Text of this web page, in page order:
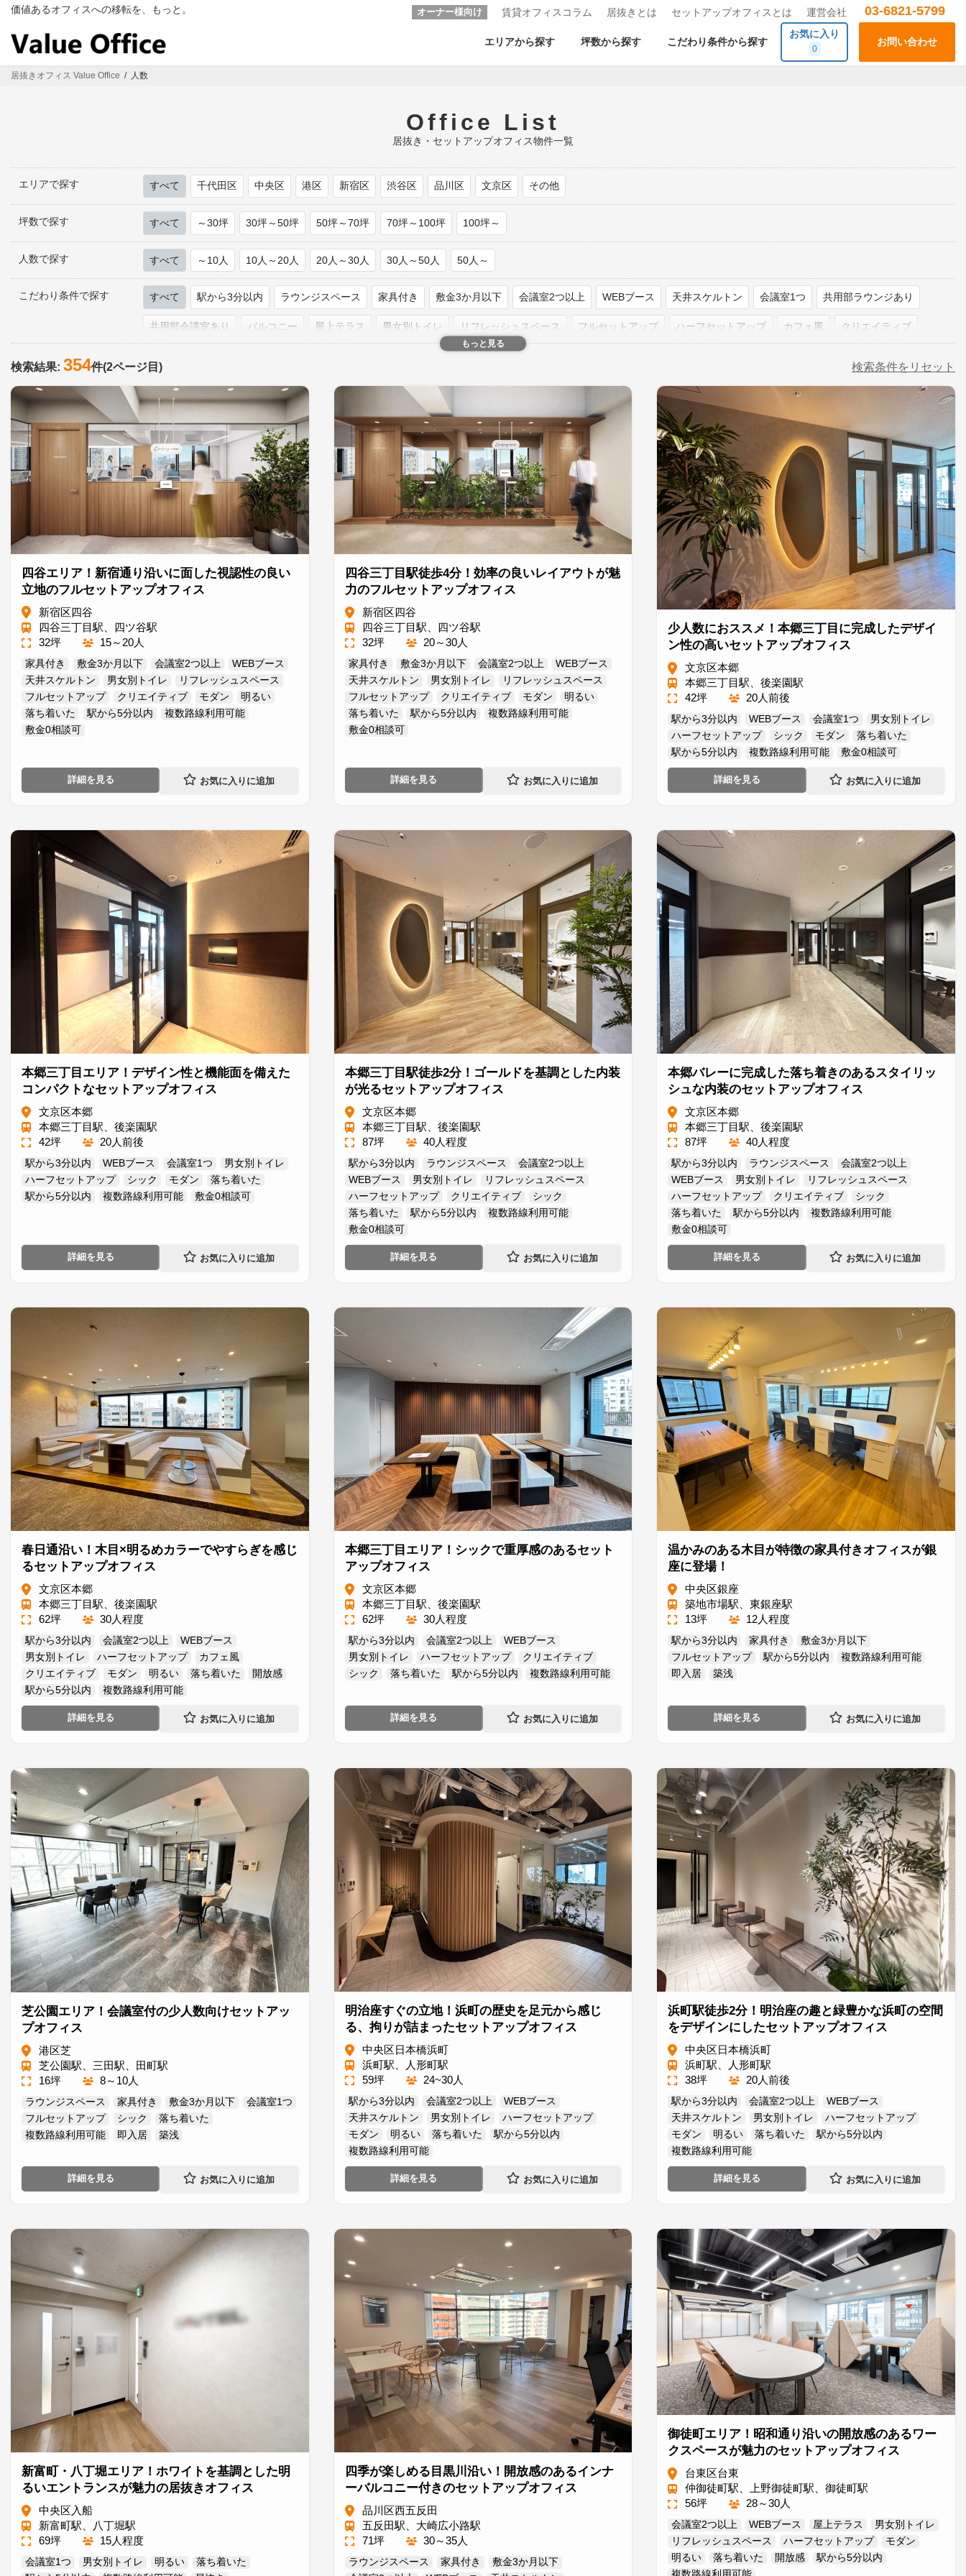
ツ
シ
価値あるオフィスへの移転を、もっと。 オーナー様向け 賃貸オフィスコラム 居抜きとは セットアップオフィスとは 運営会社 03-6821-5799
エリアから探す 坪数から探す こだわり条件から探す
お気に入り
0
お問い合わせ
居抜きオフィス Value Office 人数
Office List
居抜き・セットアップオフィス物件一覧
エリアで探す すべて 千代田区 中央区 港区 新宿区 渋谷区 品川区 文京区 その他
坪数で探す すべて ～30坪 30坪～50坪 50坪～70坪 70坪～100坪 100坪～
人数で探す すべて ～10人 10人～20人 20人～30人 30人～50人 50人～
こだわり条件で探す すべて 駅から3分以内 ラウンジスペース 家具付き 敷金3か月以下 会議室2つ以上 WEBブース 天井スケルトン 会議室1つ 共用部ラウンジあり
共用部会議室あり バルコニー 屋上テラス 男女別トイレ リフレッシュスペース フルセットアップ ハーフセットアップ カフェ風 クリエイティブ
落ち着いた 開放感 高級感
原状回復工事免除 坪単価＠25,000円以下 居抜き 築浅
もっと見る
検索結果: 354件(2ページ目) 検索条件をリセット
四谷エリア！新宿通り沿いに面した視認性の良い
立地のフルセットアップオフィス
新宿区四谷
四谷三丁目駅、四ツ谷駅
32坪
15～20人
家具付き 敷金3か月以下 会議室2つ以上
WEBブース
天井スケルトン
男女別トイレ
リフレッシュスペース
フルセットアップ
クリエイティブ モダン
明るい
落ち着いた
駅から5分以内
複数路線利用可能
敷金0相談可
詳細を見る
四谷三丁目駅徒歩4分！効率の良いレイアウトが魅
力のフルセットアップオフィス
新宿区四谷
四谷三丁目駅、四ツ谷駅
32坪
20～30人
家具付き 敷金3か月以下 会議室2つ以上
WEBブース
天井スケルトン
男女別トイレ
リフレッシュスペース
フルセットアップ
クリエイティブ モダン
明るい
落ち着いた
駅から5分以内
複数路線利用可能
敷金0相談可
詳細を見る
少人数におススメ！本郷三丁目に完成したデザイ
ン性の高いセットアップオフィス
文京区本郷
本郷三丁目駅、後楽園駅
42坪
20人前後
駅から3分以内 WEBブース 会議室1つ
男女別トイレ
ハーフセットアップ
シック モダン
落ち着いた
駅から5分以内
複数路線利用可能 敷金0相談可
詳細を見る
本郷三丁目エリア！デザイン性と機能面を備えた
コンパクトなセットアップオフィス
文京区本郷
本郷三丁目駅、後楽園駅
42坪
20人前後
駅から3分以内 WEBブース 会議室1つ
男女別トイレ
ハーフセットアップ
シック モダン
落ち着いた
駅から5分以内
複数路線利用可能 敷金0相談可
詳細を見る
本郷三丁目駅徒歩2分！ゴールドを基調とした内装
が光るセットアップオフィス
文京区本郷
本郷三丁目駅、後楽園駅
87坪
40人程度
駅から3分以内 ラウンジスペース
会議室2つ以上
WEBブース
男女別トイレ
リフレッシュスペース
ハーフセットアップ
クリエイティブ
シック
落ち着いた
駅から5分以内
複数路線利用可能
敷金0相談可
詳細を見る
本郷バレーに完成した落ち着きのあるスタイリッ
シュな内装のセットアップオフィス
文京区本郷
本郷三丁目駅、後楽園駅
87坪
40人程度
駅から3分以内 ラウンジスペース
会議室2つ以上
WEBブース
男女別トイレ
リフレッシュスペース
ハーフセットアップ
クリエイティブ
シック
落ち着いた
駅から5分以内
複数路線利用可能
敷金0相談可
詳細を見る
春日通沿い！木目×明るめカラーでやすらぎを感じ
るセットアップオフィス
文京区本郷
本郷三丁目駅、後楽園駅
62坪
30人程度
駅から3分以内 会議室2つ以上
WEBブース
男女別トイレ
ハーフセットアップ
カフェ風
クリエイティブ
モダン 明るい 落ち着いた
開放感
駅から5分以内
複数路線利用可能
詳細を見る
本郷三丁目エリア！シックで重厚感のあるセット
アップオフィス
文京区本郷
本郷三丁目駅、後楽園駅
62坪
30人程度
駅から3分以内 会議室2つ以上
WEBブース
男女別トイレ
ハーフセットアップ
クリエイティブ
シック
落ち着いた 駅から5分以内 複数路線利用可能
詳細を見る
温かみのある木目が特徴の家具付きオフィスが銀
座に登場！
中央区銀座
築地市場駅、東銀座駅
13坪
12人程度
駅から3分以内 家具付き
敷金3か月以下
フルセットアップ
駅から5分以内
複数路線利用可能
即入居
築浅
詳細を見る
芝公園エリア！会議室付の少人数向けセットアッ
プオフィス
港区芝
芝公園駅、三田駅、田町駅
16坪
8～10人
ラウンジスペース 家具付き 敷金3か月以下
会議室1つ
フルセットアップ
シック
落ち着いた
複数路線利用可能
即入居 築浅
詳細を見る
明治座すぐの立地！浜町の歴史を足元から感じ
る、拘りが詰まったセットアップオフィス
中央区日本橋浜町
浜町駅、人形町駅
59坪
24~30人
駅から3分以内 会議室2つ以上
WEBブース
天井スケルトン
男女別トイレ
ハーフセットアップ
モダン
明るい 落ち着いた
駅から5分以内
複数路線利用可能
詳細を見る
浜町駅徒歩2分！明治座の趣と緑豊かな浜町の空間
をデザインにしたセットアップオフィス
中央区日本橋浜町
浜町駅、人形町駅
38坪
20人前後
駅から3分以内 会議室2つ以上
WEBブース
天井スケルトン
男女別トイレ
ハーフセットアップ
モダン
明るい 落ち着いた
駅から5分以内
複数路線利用可能
詳細を見る
新富町・八丁堀エリア！ホワイトを基調とした明
るいエントランスが魅力の居抜きオフィス
中央区入船
新富町駅、八丁堀駅
69坪
15人程度
会議室1つ 男女別トイレ 明るい
落ち着いた
四季が楽しめる目黒川沿い！開放感のあるインナ
ーバルコニー付きのセットアップオフィス
品川区西五反田
五反田駅、大崎広小路駅
71坪
30～35人
ラウンジスペース 家具付き
敷金3か月以下
御徒町エリア！昭和通り沿いの開放感のあるワー
クスペースが魅力のセットアップオフィス
台東区台東
仲御徒町駅、上野御徒町駅、御徒町駅
56坪
28～30人
会議室2つ以上 WEBブース 屋上テラス
男女別トイレ
リフレッシュスペース
ハーフセットアップ
モダン
明るい
落ち着いた 開放感
駅から5分以内